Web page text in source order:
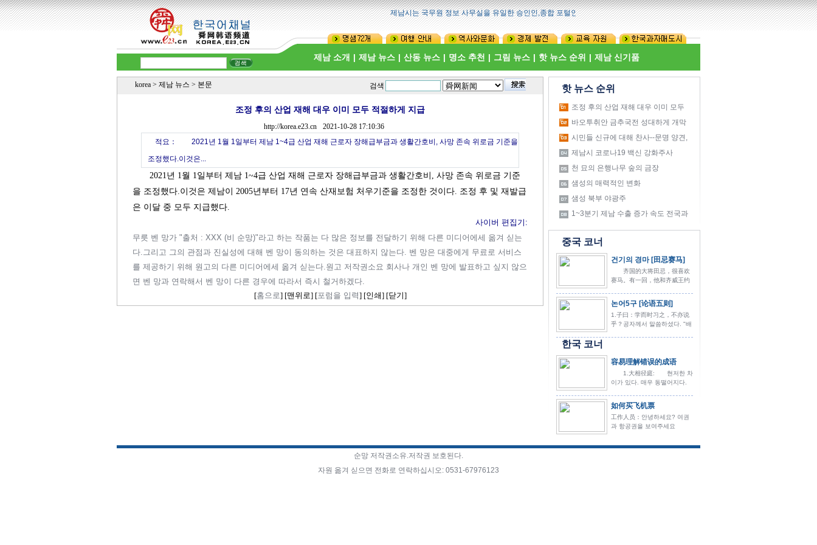
제남시는 국무원 정보 사무실을 유일한 승인인,종합 포털인,산동성 주요인 뉴스 웹사이트이다.
Set Homepage Bookmark This Page
제남 소개 | 제남 뉴스 | 산동 뉴스 | 명소 추천 | 그림 뉴스 | 핫 뉴스 순위 | 제남 신기품
korea > 제남 뉴스 > 본문 검색
조정 후의 산업 재해 대우 이미 모두 적절하게 지급
http://korea.e23.cn
2021-10-28 17:10:36
적요：
2021년 1월 1일부터 제남 1~4급 산업 재해 근로자 장해급부금과 생활간호비, 사망 존속 위로금 기준을
조정했다.이것은...
2021년 1월 1일부터 제남 1~4급 산업 재해 근로자 장해급부금과 생활간호비, 사망 존속 위로금 기준
을 조정했다.이것은 제남이 2005년부터 17년 연속 산재보험 처우기준을 조정한 것이다. 조정 후 및 재발급
은 이달 중 모두 지급했다.
사이버 편집기:
무릇 벤 망가 "출처 : XXX (비 순망)"라고 하는 작품는 다 많은 정보를 전달하기 위해 다른 미디어에세 옮겨 싣는
다.그리고 그의 관점과 진실성에 대해 벤 망이 동의하는 것은 대표하지 않는다. 벤 망은 대중에게 무료로 서비스
를 제공하기 위해 원고의 다른 미디어에세 옮겨 싣는다.원고 저작권소요 회사나 개인 벤 망에 발표하고 싶지 않으
면 벤 망과 연락해서 벤 망이 다른 경우에 따라서 즉시 철거하겠다.
[홈으로] [맨위로] [포럼을 입력] [인쇄] [닫기]
핫 뉴스 순위
조정 후의 산업 재해 대우 이미 모두
적절하게 지급
바오투취안 금추국전 성대하게 개막
시민들 신규에 대해 찬사--문명 양견,
도시 더 문명화
제남시 코로나19 백신 강화주사
82295회 접종 완료
천 묘의 은행나무 숲의 금장
샘성의 매력적인 변화
샘성 북부 야광주
1~3분기 제남 수출 증가 속도 전국과
전 성의 이상
중국 코너
건기의 경마 [田忌赛马]
齐国的大将田忌，很喜欢
赛马。有一回，他和齐威王约
매우 좋아했다. 한...
논어5구 [论语五则]
1.子曰：学而时习之，不亦说
乎？공자께서 말씀하셨다. "배
한국 코너
容易理解错误的成语
1.大相径庭: 현저한 차
이가 있다. 매우 동떨어지다.
差强人意 대체로 마음에
드는 편이...
如何买飞机票
工作人员：안녕하세요? 여권
과 항공권을 보여주세요
순망 저작권소유.저작권 보호된다.
자원 옮겨 싣으면 전화로 연락하십시오: 0531-67976123